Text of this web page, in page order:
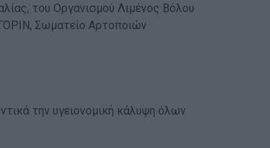
του Οργανισμού Λιμένος Βόλου
Σωματείο Αρτοποιών
την υγειονομική κάλυψη όλων